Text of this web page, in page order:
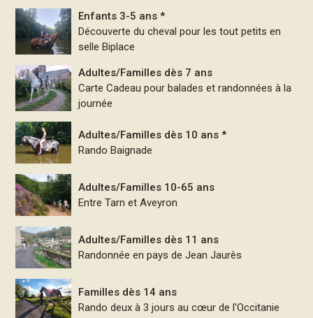
Enfants 3-5 ans *
Découverte du cheval pour les tout petits en
selle Biplace
Adultes/Familles dès 7 ans
Carte Cadeau pour balades et randonnées à la
journée
Adultes/Familles dès 10 ans *
Rando Baignade
Adultes/Familles 10-65 ans
Entre Tarn et Aveyron
Adultes/Familles dès 11 ans
Randonnée en pays de Jean Jaurès
Familles dès 14 ans
Rando deux à 3 jours au cœur de l'Occitanie